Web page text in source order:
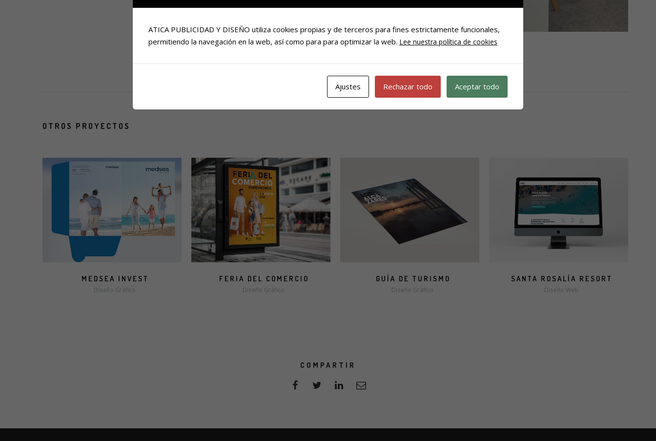
OTROS PROYECTOS
more info view larger
MEDSEA INVEST
Diseño Gráfico
more info view larger
FERIA DEL COMERCIO
Diseño Gráfico
more info view larger
GUÍA DE TURISMO
Diseño Gráfico
more info view larger
SANTA ROSALÍA RESORT
Diseño Web
COMPARTIR
ATICA PUBLICIDAD Y DISEÑO utiliza cookies propias y de terceros para fines estrictamente funcionales,
permitiendo la navegación en la web, así como para para optimizar la web. Lee nuestra política de cookies
Ajustes Rechazar todo Aceptar todo